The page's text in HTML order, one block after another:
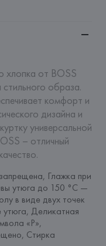
хлопка от BOSS
образа.
комфорт и
дизайна и
универсальной
– отличный
Глажка при
утюга до 150 °C —
в виде двух точек
утюга, Деликатная
«P»,
Стирка